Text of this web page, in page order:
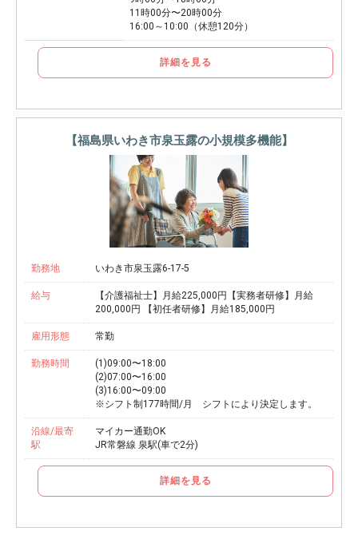
11時00分〜20時00分
16:00～10:00（休憩120分）
詳細を見る
【福島県いわき市泉玉露の小規模多機能】
勤務地 いわき市泉玉露6-17-5
給与
【介護福祉士】月給225,000円【実務者研修】月給
200,000円 【初任者研修】月給185,000円
雇用形態 常勤
勤務時間
(1)09:00〜18:00
(2)07:00〜16:00
(3)16:00〜09:00
※シフト制177時間/月 シフトにより決定します。
沿線/最寄
駅
マイカー通勤OK
JR常磐線 泉駅(車で2分)
詳細を見る